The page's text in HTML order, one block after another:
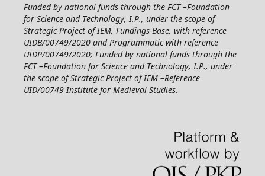
Funded by national funds through the FCT –Foundation
for Science and Technology, I.P., under the scope of
Strategic Project of IEM, Fundings Base, with reference
UIDB/00749/2020 and Programmatic with reference
UIDP/00749/2020; Funded by national funds through the
FCT –Foundation for Science and Technology, I.P., under
the scope of Strategic Project of IEM –Reference
UID/00749 Institute for Medieval Studies.